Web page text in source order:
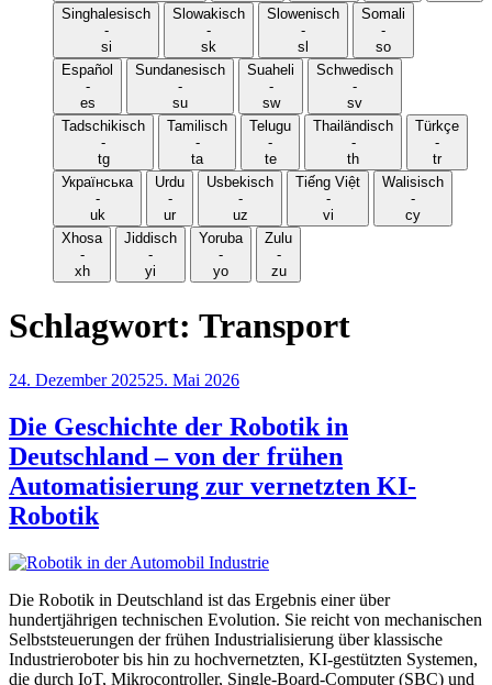
Singhalesisch
-
si
Slowakisch
-
sk
Slowenisch
-
sl
Somali
-
so
Español
-
es
Sundanesisch
-
su
Suaheli
-
sw
Schwedisch
-
sv
Tadschikisch
-
tg
Tamilisch
-
ta
Telugu
-
te
Thailändisch
-
th
Türkçe
-
tr
Українська
-
uk
Urdu
-
ur
Usbekisch
-
uz
Tiếng Việt
-
vi
Walisisch
-
cy
Xhosa
-
xh
Jiddisch
-
yi
Yoruba
-
yo
Zulu
-
zu
Schlagwort: Transport
Veröffentlicht
24. Dezember 202525. Mai 2026
Die Geschichte der Robotik in
Deutschland – von der frühen
Automatisierung zur vernetzten KI-
Robotik
Die Robotik in Deutschland ist das Ergebnis einer über
hundertjährigen technischen Evolution. Sie reicht von mechanischen
Selbststeuerungen der frühen Industrialisierung über klassische
Industrieroboter bis hin zu hochvernetzten, KI-gestützten Systemen,
die durch IoT, Mikrocontroller, Single-Board-Computer (SBC) und